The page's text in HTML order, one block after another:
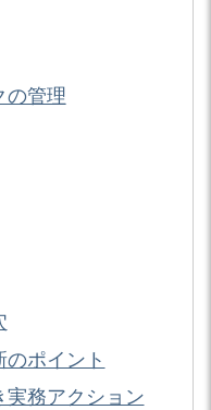
の管理
ポイント
実務アクション